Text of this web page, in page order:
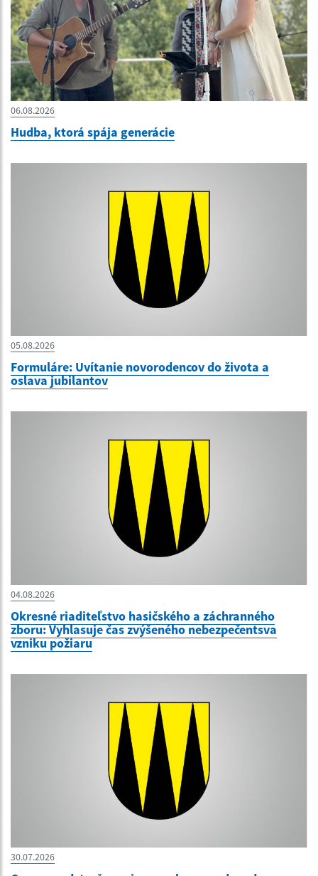
06.08.2026
Hudba, ktorá spája generácie
05.08.2026
Formuláre: Uvítanie novorodencov do života a
oslava jubilantov
04.08.2026
Okresné riaditeľstvo hasičského a záchranného
zboru: Vyhlasuje čas zvýšeného nebezpečentsva
vzniku požiaru
30.07.2026